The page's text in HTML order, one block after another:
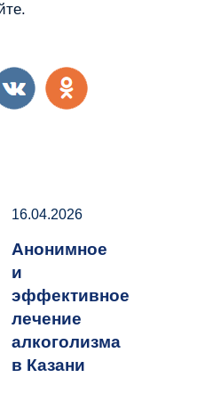
16.04.2026
Анонимное
и
эффективное
лечение
алкоголизма
в Казани